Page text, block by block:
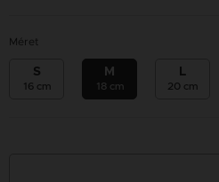
Méret
S
16 cm
M
18 cm
L
20 cm